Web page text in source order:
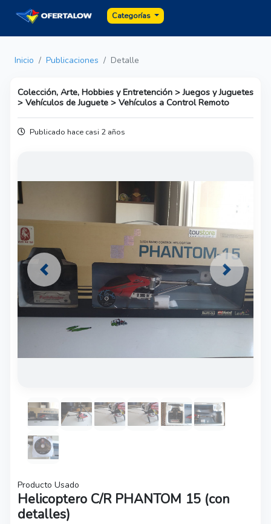
Categorías
Inicio Publicaciones Detalle
Colección, Arte, Hobbies y Entretención > Juegos y Juguetes
> Vehículos de Juguete > Vehículos a Control Remoto
Publicado hace casi 2 años
Previous Next
Producto Usado
Helicoptero C/R PHANTOM 15 (con
detalles)